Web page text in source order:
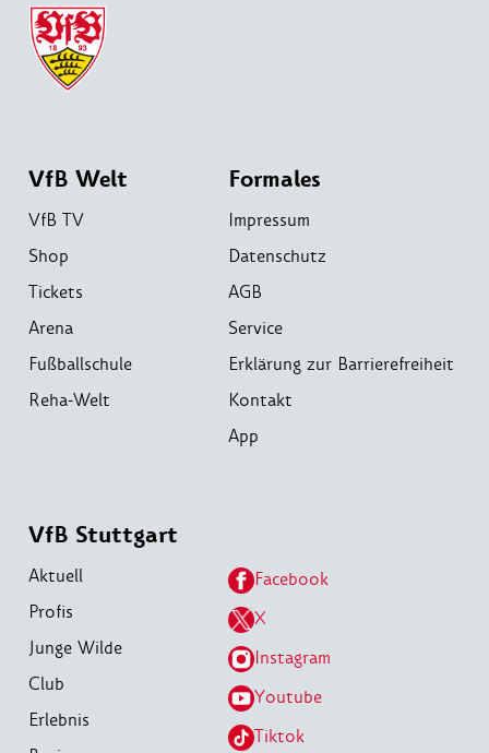
VfB Welt
VfB TV
Shop
Tickets
Arena
Fußballschule
Reha-Welt
Formales
Impressum
Datenschutz
AGB
Service
Erklärung zur Barrierefreiheit
Kontakt
App
VfB Stuttgart
Aktuell
Profis
Junge Wilde
Club
Erlebnis
Facebook
X
Instagram
Youtube
Tiktok